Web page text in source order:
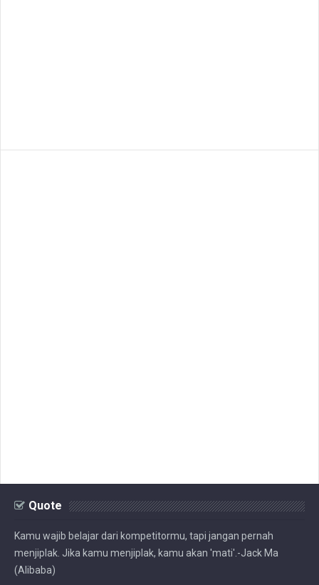
Quote
Kamu wajib belajar dari kompetitormu, tapi jangan pernah
menjiplak. Jika kamu menjiplak, kamu akan 'mati'.-Jack Ma
(Alibaba)